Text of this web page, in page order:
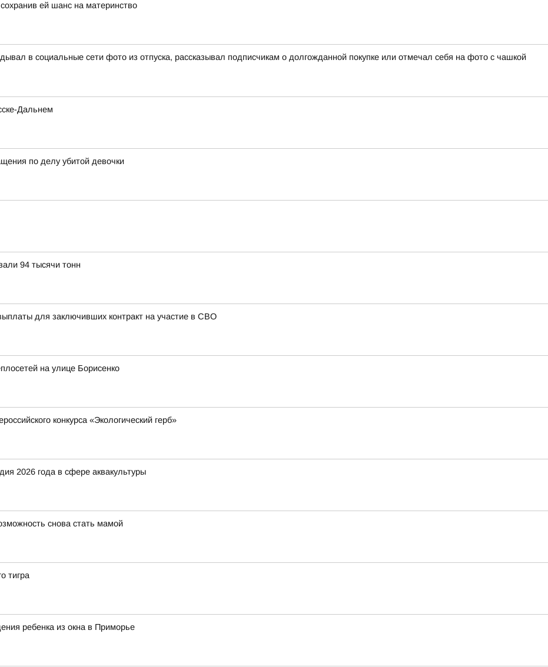
ей шанс на материнство
в социальные сети фото из отпуска, рассказывал подписчикам о долгожданной покупке или отмечал себя на фото с чашкой
Дальнем
по делу убитой девочки
94 тысячи тонн
для заключивших контракт на участие в СВО
на улице Борисенко
конкурса «Экологический герб»
2026 года в сфере аквакультуры
снова стать мамой
тигра
ребенка из окна в Приморье